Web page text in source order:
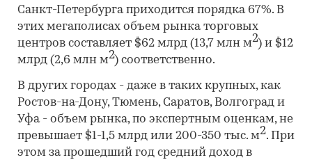
Санкт-Петербурга приходится порядка 67%. В
этих мегаполисах объем рынка торговых
центров составляет $62 млрд (13,7 млн м2) и $12
млрд (2,6 млн м2) соответственно.
В других городах - даже в таких крупных, как
Ростов-на-Дону, Тюмень, Саратов, Волгоград и
Уфа - объем рынка, по экспертным оценкам, не
превышает $1-1,5 млрд или 200-350 тыс. м2. При
этом за прошедший год средний доход в